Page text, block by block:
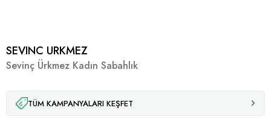
SEVINC URKMEZ
Sevinç Ürkmez Kadın Sabahlık
TÜM KAMPANYALARI KEŞFET